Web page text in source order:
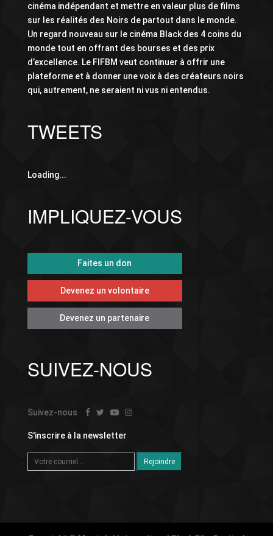
cinéma indépendant et mettre en valeur plus de films
sur les réalités des Noirs de partout dans le monde.
Un regard nouveau sur le cinéma Black des 4 coins du
monde tout en offrant des bourses et des prix
d’excellence. Le FIFBM veut continuer à offrir une
plateforme et à donner une voix à des créateurs noirs
qui, autrement, ne seraient ni vus ni entendus.
TWEETS
Loading...
IMPLIQUEZ-VOUS
Faites un don
Devenez un volontaire
Devenez un partenaire
SUIVEZ-NOUS
Suivez-nous
S'inscrire à la newsletter